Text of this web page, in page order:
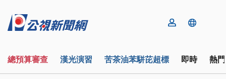
總預算審查 漢光演習 苦茶油苯駢芘超標 即時 熱